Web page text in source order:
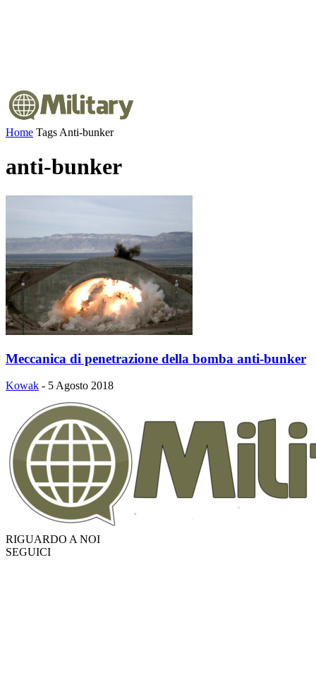
Home Tags Anti-bunker
anti-bunker
Meccanica di penetrazione della bomba anti-bunker
Kowak - 5 Agosto 2018
RIGUARDO A NOI
SEGUICI